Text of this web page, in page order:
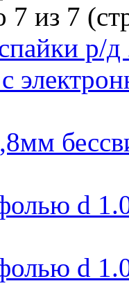
7 из 7
р/
d
d